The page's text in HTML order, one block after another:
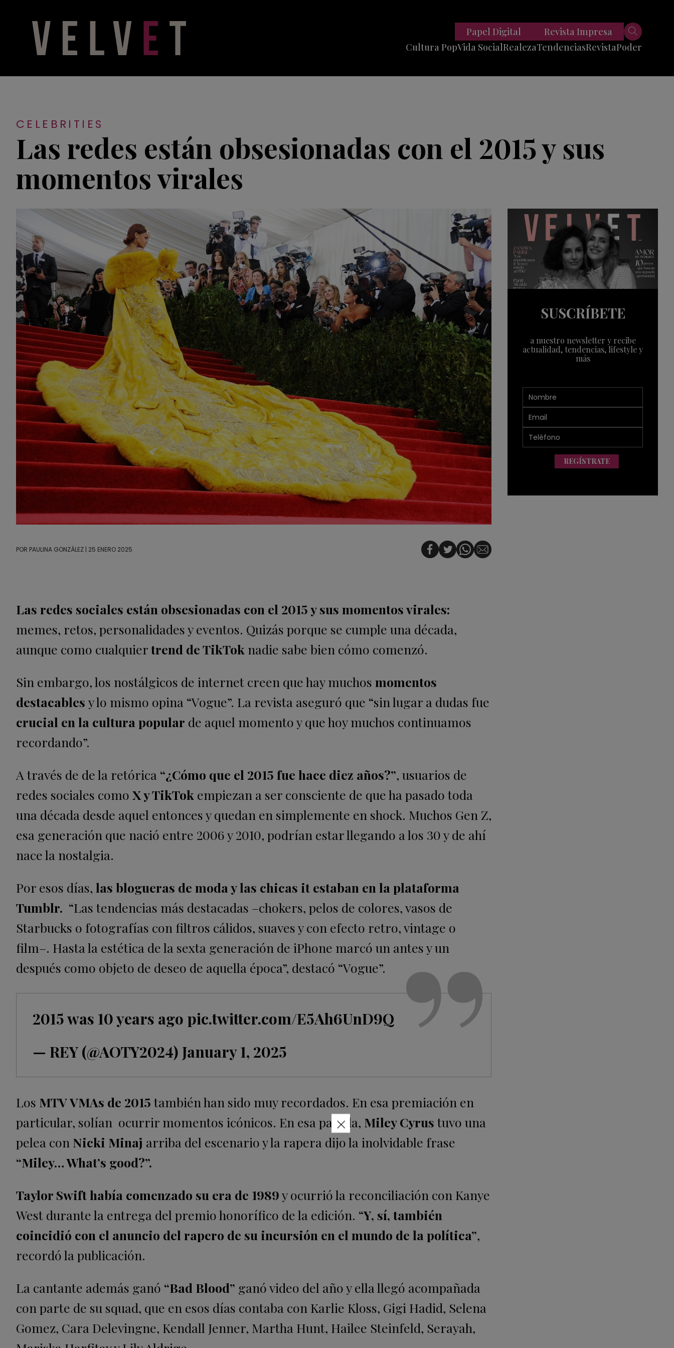
Cultura PopVida SocialRealezaTendencias
Viajes
Tech
RevistaPoder
Papel Digital Revista Impresa
CELEBRITIES
Las redes están obsesionadas con el 2015 y sus
momentos virales
POR PAULINA GONZÁLEZ | 25 ENERO 2025
Las redes sociales están obsesionadas con el 2015 y sus momentos virales:
memes, retos, personalidades y eventos. Quizás porque se cumple una década,
aunque como cualquiertrend de TikTok nadie sabe bien cómo comenzó.
Sin embargo, los nostálgicos de internet creen que hay muchos momentos
destacables y lo mismo opina “Vogue”. La revista aseguró que “sin lugar a dudas fue
crucial en la cultura popular de aquel momento y que hoy muchos continuamos
recordando”.
A través de de la retórica “¿Cómo que el 2015 fue hace diez años?”, usuarios de
redes sociales como X y TikTok empiezan a ser consciente de que ha pasado toda
una década desde aquel entonces y quedan en simplemente en shock. Muchos Gen Z,
esa generación que nació entre 2006 y 2010, podrían estar llegando a los 30 y de ahí
nace la nostalgia.
Por esos días, las blogueras de moda y las chicas it estaban en la plataforma
Tumblr. “Las tendencias más destacadas –chokers, pelos de colores, vasos de
Starbucks o fotografías con filtros cálidos, suaves y con efecto retro, vintage o
film–. Hasta la estética de la sexta generación de iPhone marcó un antes y un
después como objeto de deseo de aquella época”, destacó “Vogue”.
2015 was 10 years ago pic.twitter.com/E5Ah6UnD9Q
— REY (@AOTY2024) January 1, 2025
Los MTV VMAs de 2015también han sido muy recordados. En esa premiación en
particular, solían ocurrir momentos icónicos. En esa pasada, Miley Cyrustuvo una
pelea con Nicki Minaj arriba del escenario y la rapera dijo la inolvidable frase
“Miley… What’s good?”.
Taylor Swift había comenzado su era de 1989y ocurrió la reconciliación con Kanye
West durante la entrega del premio honorífico de la edición. “Y, sí, también
coincidió con el anuncio del rapero de su incursión en el mundo de la política”,
recordó la publicación.
La cantante además ganó “Bad Blood” ganó video del año y ella llegó acompañada
con parte de su squad, que en esos días contaba con Karlie Kloss, Gigi Hadid, Selena
Gomez, Cara Delevingne, Kendall Jenner, Martha Hunt, Hailee Steinfeld, Serayah,
SUSCRÍBETE
a nuestro newsletter y recibe
actualidad, tendencias, lifestyle y
más
REGÍSTRATE
×